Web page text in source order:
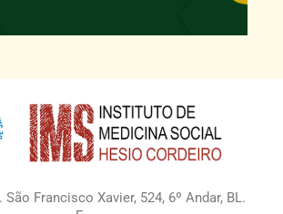
São Francisco Xavier, 524, 6º Andar, BL.